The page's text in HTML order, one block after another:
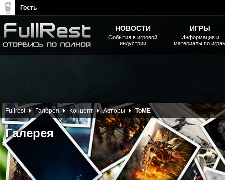
Галерея
Fullrest Галерея Концепт Авторы ToME
НОВОСТИ
События в игровой
индустрии
ИГРЫ
Информация и
материалы по
Гость